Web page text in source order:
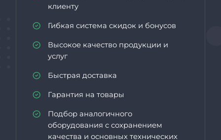
клиенту
Гибкая система скидок и бонусов
Высокое качество продукции и
услуг
Быстрая доставка
Гарантия на товары
Подбор аналогичного
оборудования с сохранением
качества и основных технических